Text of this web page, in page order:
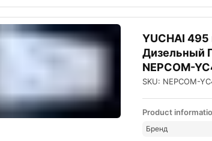
YUCHAI
Дизельный
NEPCOM-
SKU: NEPCOM-
Product
Бренд